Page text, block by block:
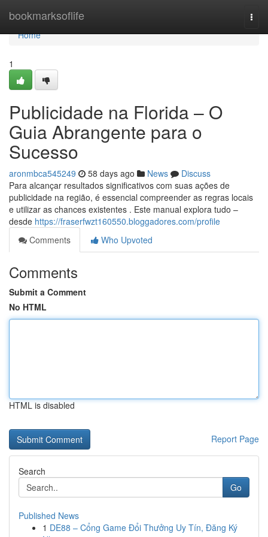
bookmarksoflife
Home
Home
1
Publicidade na Florida – O
Guia Abrangente para o
Sucesso
aronmbca545249 58 days ago News
Discuss
Para alcançar resultados significativos com suas ações de
publicidade na região, é essencial compreender as regras locais
e utilizar as chances existentes . Este manual explora tudo –
desde https://fraserfwzt160550.bloggadores.com/profile
Comments
Who Upvoted
Comments
Submit a Comment
No HTML
HTML is disabled
Report Page
Search
Go
Published News
1 DE88 – Cổng Game Đổi Thưởng Uy Tín, Đăng Ký